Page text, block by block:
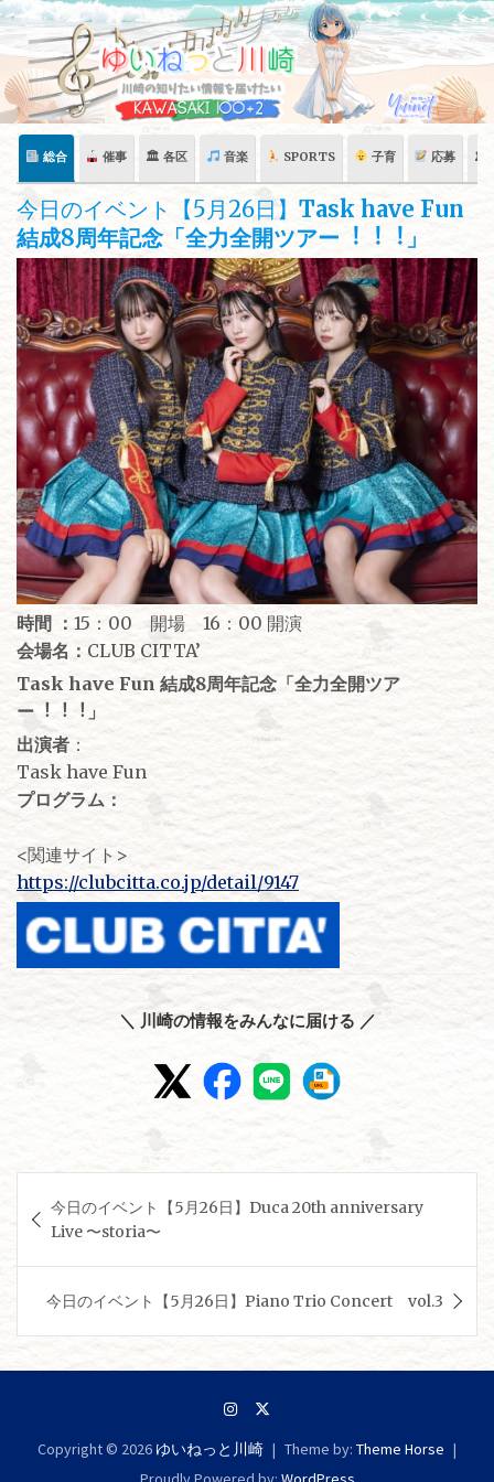
Skip
content
総合 催事 🏛 各区 音楽 SPORTS 子育 応募 🏛
今日のイベント【5月26日】 Task have Fun
結成8周年記念「全⼒全開ツアー︕︕︕」
時間 ： 15：00 開場 16：00 開演
会場名： CLUB CITTA’
Task have Fun 結成8周年記念「全⼒全開ツア
ー︕︕︕」
出演者 ：
Task have Fun
プログラム：
<関連サイト>
https://clubcitta.co.jp/detail/9147
＼ 川崎の情報をみんなに届ける ／
稿
ナ
ゲ
ー
ョ
今日のイベント【5月26日】Duca 20th anniversary
Live 〜storia〜
今日のイベント【5月26日】Piano Trio Concert vol.3
Copyright © 2026 ゆいねっと川崎 Theme by: Theme Horse